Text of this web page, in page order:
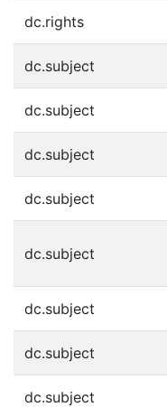
dc.rights
dc.subject
dc.subject
dc.subject
dc.subject
dc.subject
dc.subject
dc.subject
dc.subject